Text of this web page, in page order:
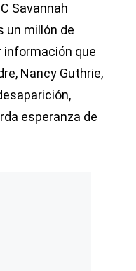
Savannah
un millón de
información que
Nancy Guthrie,
esperanza de